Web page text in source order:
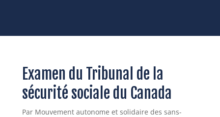
Examen du Tribunal de la
sécurité sociale du Canada
Par Mouvement autonome et solidaire des sans-